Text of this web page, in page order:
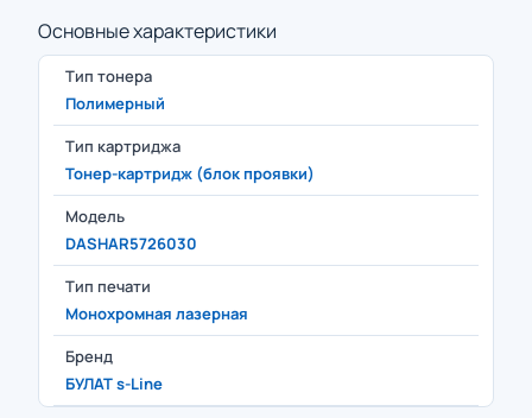
Основные характеристики
Тип тонера
Полимерный
Тип картриджа
Тонер-картридж (блок проявки)
Модель
DASHAR5726030
Тип печати
Монохромная лазерная
Бренд
БУЛАТ s-Line